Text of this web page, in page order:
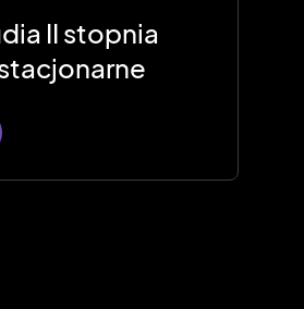
II stopnia